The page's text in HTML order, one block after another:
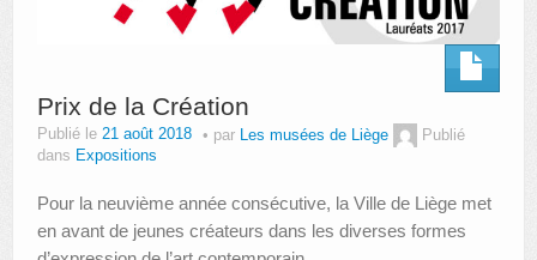
Prix de la Création
Publié le 21 août 2018 par Les musées de Liège
Publié
dans Expositions
Pour la neuvième année consécutive, la Ville de Liège met
en avant de jeunes créateurs dans les diverses formes